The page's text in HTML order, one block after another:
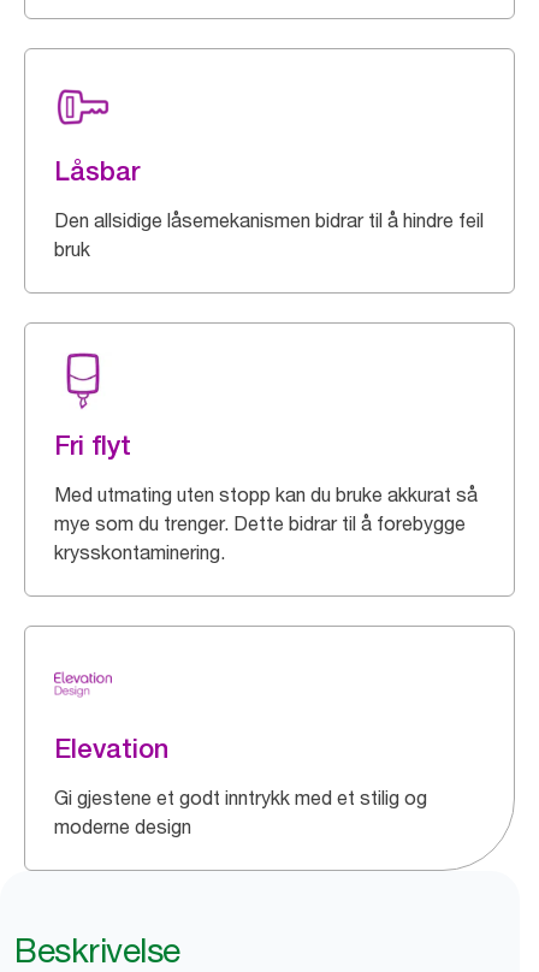
Låsbar
Den allsidige låsemekanismen bidrar til å hindre feil
bruk
Fri flyt
Med utmating uten stopp kan du bruke akkurat så
mye som du trenger. Dette bidrar til å forebygge
krysskontaminering.
Elevation
Gi gjestene et godt inntrykk med et stilig og
moderne design
Beskrivelse